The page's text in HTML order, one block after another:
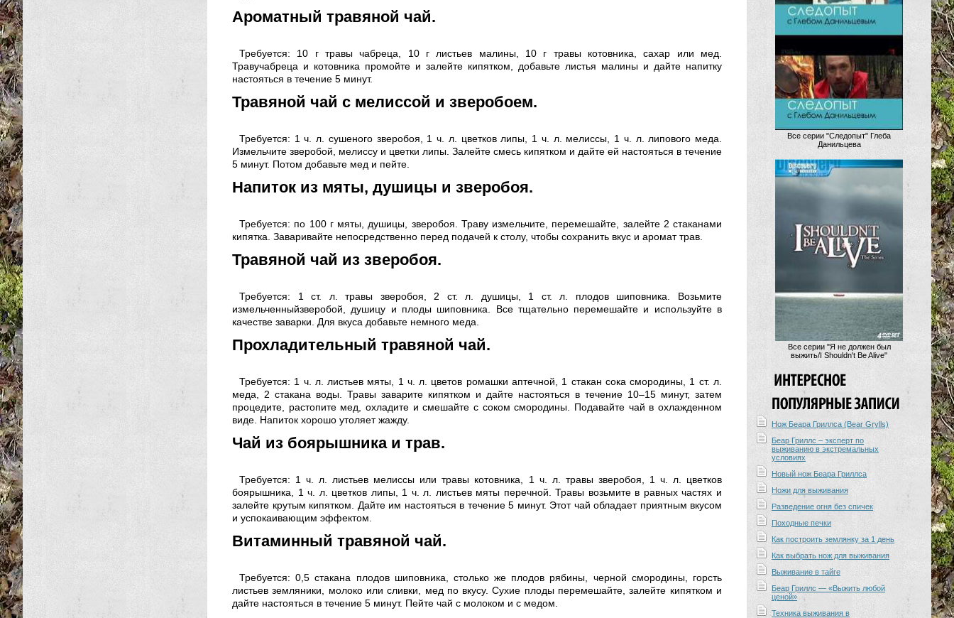
Ароматный травяной чай.
Требуется: 10 г травы чабреца, 10 г листьев малины, 10 г травы котовника, сахар или мед.
Травучабреца и котовника промойте и залейте кипятком, добавьте листья малины и дайте напитку
настояться в течение 5 минут.
Травяной чай с мелиссой и зверобоем.
Требуется: 1 ч. л. сушеного зверобоя, 1 ч. л. цветков липы, 1 ч. л. мелиссы, 1 ч. л. липового меда.
Измельчите зверобой, мелиссу и цветки липы. Залейте смесь кипятком и дайте ей настояться в течение
5 минут. Потом добавьте мед и пейте.
Напиток из мяты, душицы и зверобоя.
Требуется: по 100 г мяты, душицы, зверобоя. Траву измельчите, перемешайте, залейте 2 стаканами
кипятка. Заваривайте непосредственно перед подачей к столу, чтобы сохранить вкус и аромат трав.
Травяной чай из зверобоя.
Требуется: 1 ст. л. травы зверобоя, 2 ст. л. душицы, 1 ст. л. плодов шиповника. Возьмите
измельченныйзверобой, душицу и плоды шиповника. Все тщательно перемешайте и используйте в
качестве заварки. Для вкуса добавьте немного меда.
Прохладительный травяной чай.
Требуется: 1 ч. л. листьев мяты, 1 ч. л. цветов ромашки аптечной, 1 стакан сока смородины, 1 ст. л.
меда, 2 стакана воды. Травы заварите кипятком и дайте настояться в течение 10–15 минут, затем
процедите, растопите мед, охладите и смешайте с соком смородины. Подавайте чай в охлажденном
виде. Напиток хорошо утоляет жажду.
Чай из боярышника и трав.
Требуется: 1 ч. л. листьев мелиссы или травы котовника, 1 ч. л. травы зверобоя, 1 ч. л. цветков
боярышника, 1 ч. л. цветков липы, 1 ч. л. листьев мяты перечной. Травы возьмите в равных частях и
залейте крутым кипятком. Дайте им настояться в течение 5 минут. Этот чай обладает приятным вкусом
и успокаивающим эффектом.
Витаминный травяной чай.
Требуется: 0,5 стакана плодов шиповника, столько же плодов рябины, черной смородины, горсть
листьев земляники, молоко или сливки, мед по вкусу. Сухие плоды перемешайте, залейте кипятком и
дайте настояться в течение 5 минут. Пейте чай с молоком и с медом.
Все серии "Следопыт" Глеба
Данильцева
Все серии "Я не должен был
выжить/I Shouldn't Be Alive"
Нож Беара Гриллса (Bear Grylls)
Беар Гриллс – эксперт по
выживанию в экстремальных
условиях
Новый нож Беара Гриллса
Ножи для выживания
Разведение огня без спичек
Походные печки
Как построить землянку за 1 день
Как выбрать нож для выживания
Выживание в тайге
Беар Гриллс — «Выжить любой
ценой»
Техника выживания в